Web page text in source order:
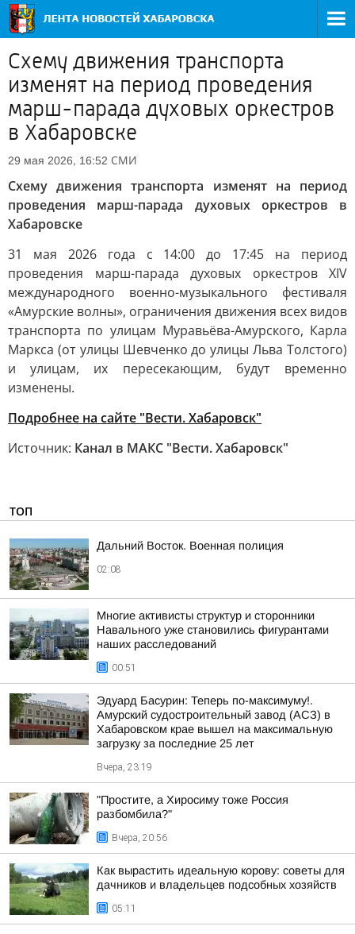
Схему движения транспорта
изменят на период проведения
марш-парада духовых оркестров
в Хабаровске
29 мая 2026, 16:52 СМИ
Схему движения транспорта изменят на период
проведения марш-парада духовых оркестров в
Хабаровске
31 мая 2026 года с 14:00 до 17:45 на период
проведения марш-парада духовых оркестров XIV
международного военно-музыкального фестиваля
«Амурские волны», ограничения движения всех видов
транспорта по улицам Муравьёва-Амурского, Карла
Маркса (от улицы Шевченко до улицы Льва Толстого)
и улицам, их пересекающим, будут временно
изменены.
Подробнее на сайте "Вести. Хабаровск"
Источник: Канал в МАКС "Вести. Хабаровск"
ТОП
Дальний Восток. Военная полиция
02:08
Многие активисты структур и сторонники
Навального уже становились фигурантами
наших расследований
00:51
Эдуард Басурин: Теперь по-максимуму!.
Амурский судостроительный завод (АСЗ) в
Хабаровском крае вышел на максимальную
загрузку за последние 25 лет
Вчера, 23:19
"Простите, а Хиросиму тоже Россия
разбомбила?"
Вчера, 20:56
Как вырастить идеальную корову: советы для
дачников и владельцев подсобных хозяйств
05:11